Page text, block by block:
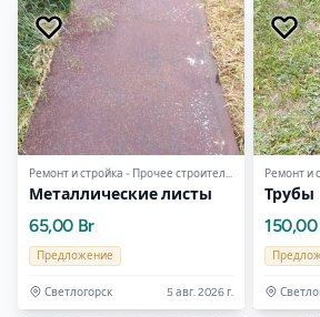
Ремонт и стройка - Прочее строительное оборудование
Металлические листы
65,00 Br
Предложение
Светлогорск 5 авг. 2026 г.
Трубы